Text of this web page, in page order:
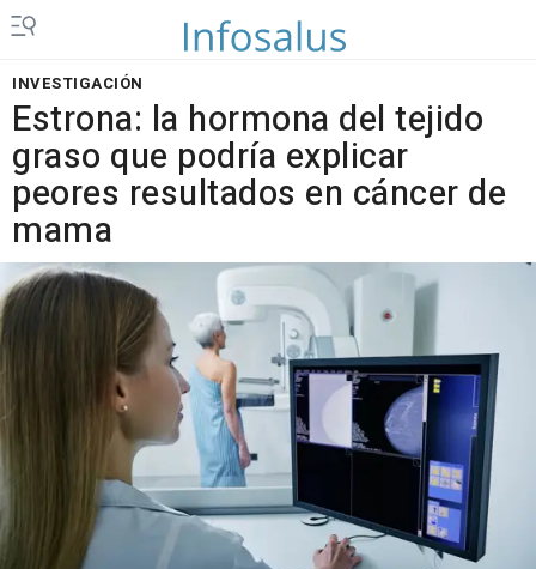
INVESTIGACIÓN
Estrona: la hormona del tejido
graso que podría explicar
peores resultados en cáncer de
mama